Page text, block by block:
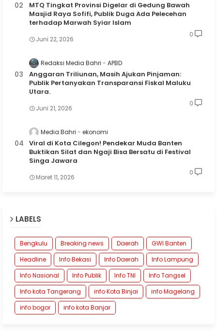
MTQ Tingkat Provinsi Digelar di Gedung Bawah
Masjid Raya Sofifi, Publik Duga Ada Pelecehan
terhadap Marwah Syiar Islam
Juni 22, 2026
0
Redaksi Media Bahri APBD
Anggaran Triliunan, Masih Ajukan Pinjaman:
Publik Pertanyakan Transparansi Fiskal Maluku
Utara.
Juni 21, 2026
0
Media Bahri ekonomi
Viral di Kota Cilegon! Pendekar Muda Banten
Buktikan Silat dan Ngaji Bisa Bersatu di Festival
Singa Jawara
Maret 11, 2026
0
LABELS
Bengkulu Breaking news Daerah
GWI Banten
Headline
Info Bekasi Info Daerah
Info Lampung
Info Nasional
Info Publik Info TNI
Info Tangsel
Info kota Tangerang
info Kota Binjai
info Magelang
info bogor
info kota Banjar